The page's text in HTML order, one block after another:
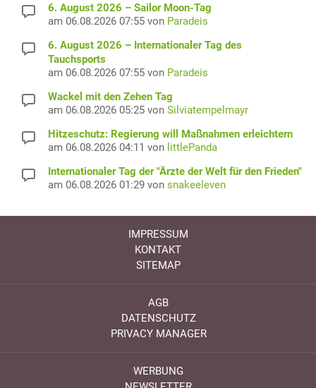
6. August 2026 – Sailor Moon-Tag
am 06.08.2026 07:55 von Paradeis
6. August 2026 – Internationaler Tag des
Tauchsports
am 06.08.2026 07:55 von Paradeis
Wackel mit den Zehen Tag
am 06.08.2026 05:25 von Silviatempelmayr
Hitzeschutz: Regierung will Maßnahmen erleichtern
am 06.08.2026 04:11 von littlePanda
Internationaler Tag der "Ärzte der Welt für den Frieden"
am 06.08.2026 01:29 von snakeeleven
IMPRESSUM
KONTAKT
SITEMAP
AGB
DATENSCHUTZ
PRIVACY MANAGER
WERBUNG